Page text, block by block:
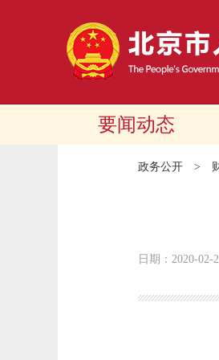
要闻动态
政务公开 >
日期：2020-02-